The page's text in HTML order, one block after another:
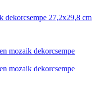
dekorcsempe 27,2x29,8 cm